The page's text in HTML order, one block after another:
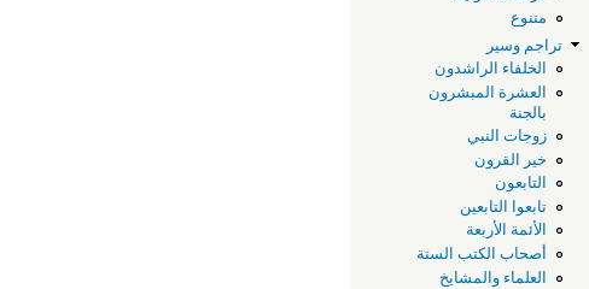
متنوع
تراجم وسير
الخلفاء الراشدون
العشرة المبشرون
بالجنة
زوجات النبي
خير القرون
التابعون
تابعوا التابعين
الأئمة الأربعة
أصحاب الكتب الستة
العلماء والمشايخ